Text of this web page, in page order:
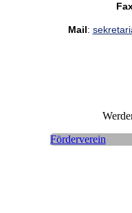
Mail:
Förderverein